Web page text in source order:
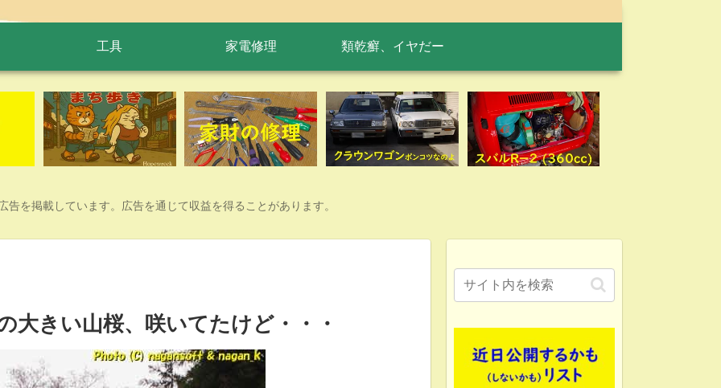
工具 家電修理 類乾癬、イヤだー
を掲載しています。広告を通じて収益を得ることがあります。
大きい山桜、咲いてたけど・・・